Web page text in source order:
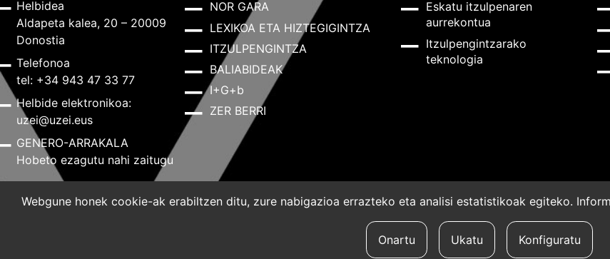
Helbidea
Aldapeta kalea, 20 – 20009
Donostia
Telefonoa
tel: +34 943 47 33 77
Helbide elektronikoa:
uzei@uzei.eus
GENERO-ARRAKALA
Hobeto ezagutu nahi zaitugu
NOR GARA
LEXIKOA ETA HIZTEGIGINTZA
ITZULPENGINTZA
BALIABIDEAK
I+G+b
ZER BERRI
Eskatu itzulpenaren
aurrekontua
Itzulpengintzarako
teknologia
Lege-oharra Cookie-politika
Webgune honek cookie-ak erabiltzen ditu, zure nabigazioa errazteko eta analisi estatistikoak egiteko.
Onartu Ukatu Konfiguratu